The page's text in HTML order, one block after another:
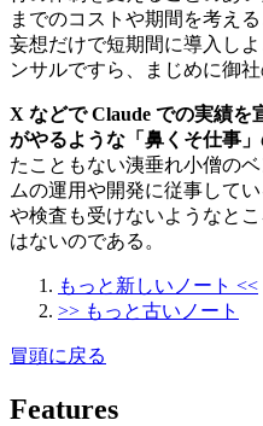
までのコストや期間を考え
妄想だけで短期間に導入し
ンサルですら、まじめに御
X などで Claude での実績を
がやるような「鼻くそ仕事
たこともない洟垂れ小僧の
ムの運用や開発に従事して
や検査も受けないようなと
はないのである。
もっと新しいノート <<
>> もっと古いノート
冒頭に戻る
Features